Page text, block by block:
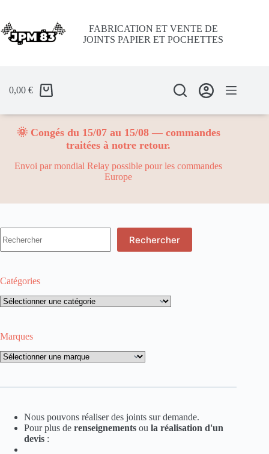
contenu
FABRICATION ET VENTE DE
JOINTS PAPIER ET POCHETTES
0,00 €
🌞 Congés du 15/07 au 15/08 — commandes
traitées à notre retour.
Envoi par mondial Relay possible pour les commandes
Europe
Rechercher
résultat
Catégories
Catégories
Marques
Marques
Nous pouvons réaliser des joints sur demande.
Pour plus de renseignements ou la réalisation d'un
devis :